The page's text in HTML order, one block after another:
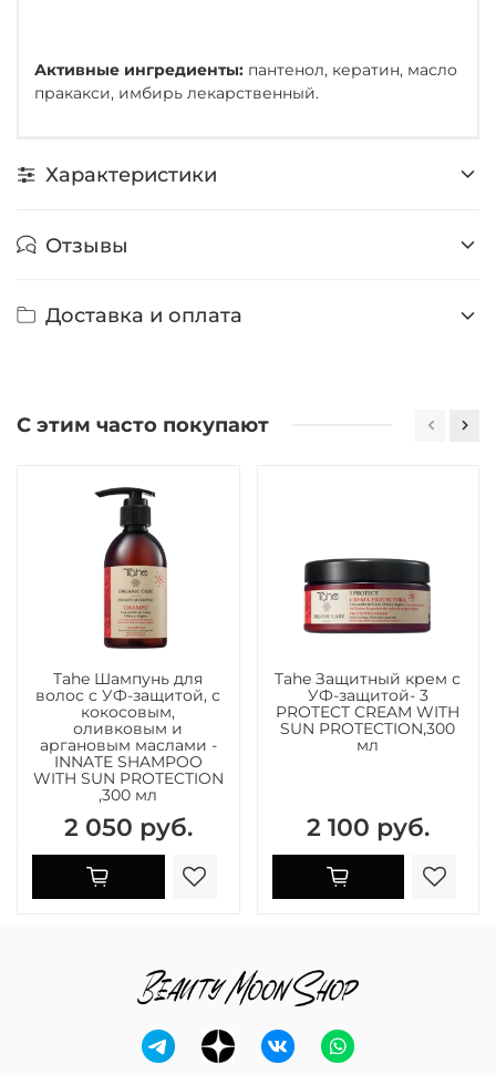
Активные ингредиенты: пантенол, кератин, масло
пракакси, имбирь лекарственный.
Характеристики
Отзывы
Доставка и оплата
С этим часто покупают
Tahe Шампунь для
волос с УФ-защитой, с
кокосовым,
оливковым и
аргановым маслами -
INNATE SHAMPOO
WITH SUN PROTECTION
,300 мл
2 050 руб.
Tahe Защитный крем с
УФ-защитой- 3
PROTECT CREAM WITH
SUN PROTECTION,300
мл
2 100 руб.